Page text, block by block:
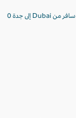
سافر من Dubai إلى جدة 0